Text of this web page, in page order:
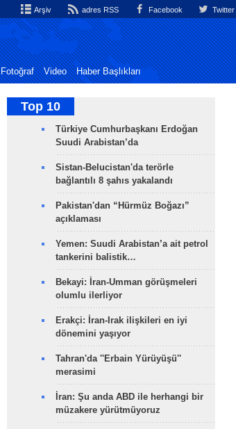
Arşiv adres RSS Facebook Twitter
Fotoğraf Video Haber Başlıkları
Top 10
Türkiye Cumhurbaşkanı Erdoğan
Suudi Arabistan’da
Sistan-Belucistan'da terörle
bağlantılı 8 şahıs yakalandı
Pakistan'dan “Hürmüz Boğazı”
açıklaması
Yemen: Suudi Arabistan’a ait petrol
tankerini balistik…
Bekayi: İran-Umman görüşmeleri
olumlu ilerliyor
Erakçi: İran-Irak ilişkileri en iyi
dönemini yaşıyor
Tahran'da ''Erbain Yürüyüşü''
merasimi
İran: Şu anda ABD ile herhangi bir
müzakere yürütmüyoruz